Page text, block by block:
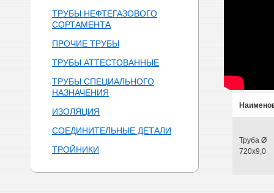
ТРУБЫ НЕФТЕГАЗОВОГО
СОРТАМЕНТА
ПРОЧИЕ ТРУБЫ
ТРУБЫ АТТЕСТОВАННЫЕ
ТРУБЫ СПЕЦИАЛЬНОГО
НАЗНАЧЕНИЯ
ИЗОЛЯЦИЯ
СОЕДИНИТЕЛЬНЫЕ ДЕТАЛИ
ТРОЙНИКИ
Труба Ø
720х9,0